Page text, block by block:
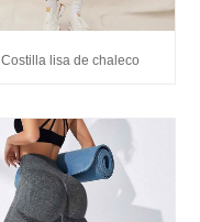
Costilla lisa de chaleco